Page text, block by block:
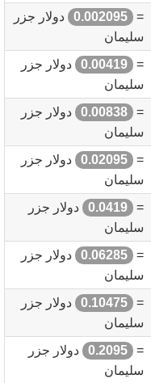
=
0.002095
دولار جزر
سليمان
=
0.00419
دولار جزر
سليمان
=
0.00838
دولار جزر
سليمان
=
0.02095
دولار جزر
سليمان
=
0.0419
دولار جزر
سليمان
=
0.06285
دولار جزر
سليمان
=
0.10475
دولار جزر
سليمان
=
0.2095
دولار جزر
سليمان